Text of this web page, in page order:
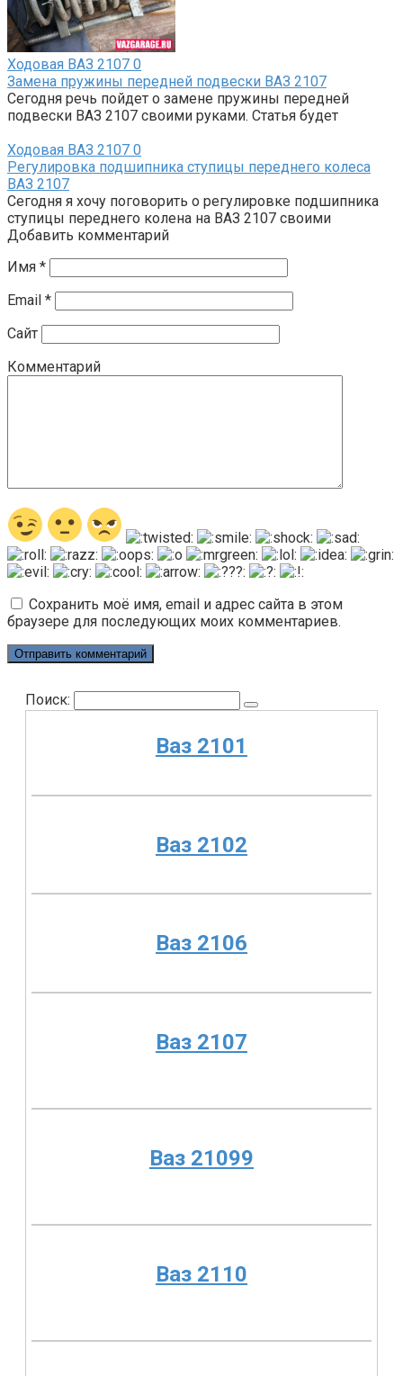
Ходовая ВАЗ 2107 0
Замена пружины передней подвески ВАЗ 2107
Сегодня речь пойдет о замене пружины передней
подвески ВАЗ 2107 своими руками. Статья будет
Ходовая ВАЗ 2107 0
Регулировка подшипника ступицы переднего колеса
ВАЗ 2107
Сегодня я хочу поговорить о регулировке подшипника
ступицы переднего колена на ВАЗ 2107 своими
Добавить комментарий
Имя *
Email *
Сайт
Комментарий
Сохранить моё имя, email и адрес сайта в этом
браузере для последующих моих комментариев.
Поиск:
Ваз 2101
Ваз 2102
Ваз 2106
Ваз 2107
Ваз 21099
Ваз 2110